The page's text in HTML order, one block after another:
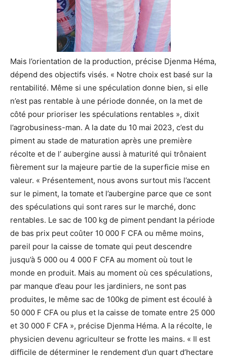
Mais l’orientation de la production, précise Djenma Héma,
dépend des objectifs visés. « Notre choix est basé sur la
rentabilité. Même si une spéculation donne bien, si elle
n’est pas rentable à une période donnée, on la met de
côté pour prioriser les spéculations rentables », dixit
l’agrobusiness-man. A la date du 10 mai 2023, c’est du
piment au stade de maturation après une première
récolte et de l’ aubergine aussi à maturité qui trônaient
fièrement sur la majeure partie de la superficie mise en
valeur. « Présentement, nous avons surtout mis l’accent
sur le piment, la tomate et l’aubergine parce que ce sont
des spéculations qui sont rares sur le marché, donc
rentables. Le sac de 100 kg de piment pendant la période
de bas prix peut coûter 10 000 F CFA ou même moins,
pareil pour la caisse de tomate qui peut descendre
jusqu’à 5 000 ou 4 000 F CFA au moment où tout le
monde en produit. Mais au moment où ces spéculations,
par manque d’eau pour les jardiniers, ne sont pas
produites, le même sac de 100kg de piment est écoulé à
50 000 F CFA ou plus et la caisse de tomate entre 25 000
et 30 000 F CFA », précise Djenma Héma. A la récolte, le
physicien devenu agriculteur se frotte les mains. « Il est
difficile de déterminer le rendement d’un quart d’hectare